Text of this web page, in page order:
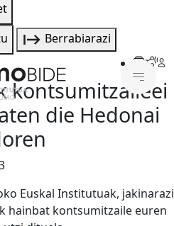
Berrabiarazi
kontsumitzaileei
die Hedonai
Euskal Institutuak, jakinarazi
hainbat kontsumitzaile euren